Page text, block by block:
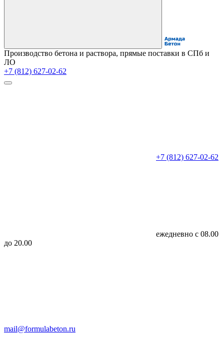
Производство бетона и раствора, прямые поставки в СПб и
ЛО
+7 (812) 627-02-62
+7 (812) 627-02-62
ежедневно с 08.00
до 20.00
mail@formulabeton.ru